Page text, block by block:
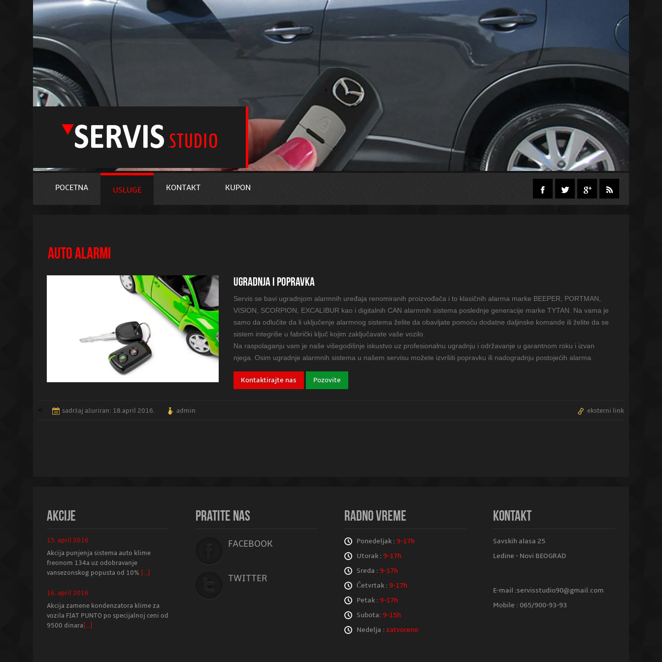
POCETNA USLUGE KONTAKT KUPON
AUTO ALARMI
UGRADNJA I POPRAVKA
Servis se bavi ugradnjom alarmnih uređaja renomiranih proizvođača i to klasičnih alarma marke BEEPER, PORTMAN,
VISION, SCORPION, EXCALIBUR kao i digitalnih CAN alarmnih sistema poslednje generacije marke TYTAN. Na vama je
samo da odlučite da li uključenje alarmnog sistema želite da obavljate pomoću dodatne daljinske komande ili želite da se
sistem integriše u fabrički ključ kojim zaključavate vaše vozilo.
Na raspolaganju vam je naše višegodišnje iskustvo uz profesionalnu ugradnju i održavanje u garantnom roku i izvan
njega. Osim ugradnje alarmnih sistema u našem servisu možete izvršiti popravku ili nadogradnju postojećih alarma.
Kontaktirajte nas Pozovite
< sadržaj ažuriran: 18.april 2016. admin eksterni link
AKCIJE
15. april 2016
Akcija punjenja sistema auto klime
freonom 134a uz odobravanje
vansezonskog popusta od 10%
[...]
16. april 2016
Akcija zamene kondenzatora klime za
vozila FIAT PUNTO po specijalnoj ceni od
9500 dinara [...]
PRATITE NAS
FACEBOOK
TWITTER
RADNO VREME
Ponedeljak :9-17h
Utorak :9-17h
Sreda :9-17h
Četvrtak :9-17h
Petak :9-17h
Subota:9-15h
Nedelja :zatvoreno
KONTAKT
Savskih alasa 25
Ledine - Novi BEOGRAD
E-mail :servisstudio90@gmail.com
Mobile : 065/900-93-93